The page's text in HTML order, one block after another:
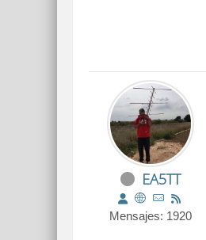
EA5TT
Mensajes: 1920